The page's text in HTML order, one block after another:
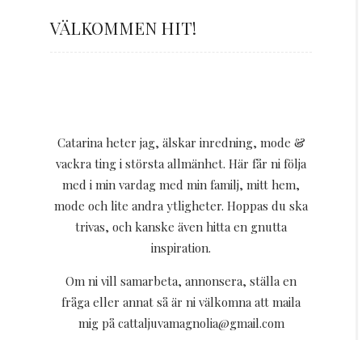
VÄLKOMMEN HIT!
Catarina heter jag, älskar inredning, mode &
vackra ting i största allmänhet. Här får ni följa
med i min vardag med min familj, mitt hem,
mode och lite andra ytligheter. Hoppas du ska
trivas, och kanske även hitta en gnutta
inspiration.
Om ni vill samarbeta, annonsera, ställa en
fråga eller annat så är ni välkomna att maila
mig på cattaljuvamagnolia@gmail.com